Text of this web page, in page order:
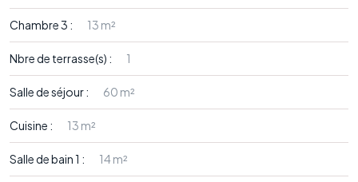
Chambre 3 : 13 m²
Nbre de terrasse(s) : 1
Salle de séjour : 60 m²
Cuisine : 13 m²
Salle de bain 1 : 14 m²